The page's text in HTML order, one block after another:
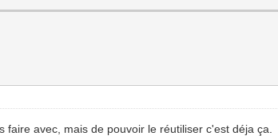
avec, mais de pouvoir le réutiliser c'est déja ça.